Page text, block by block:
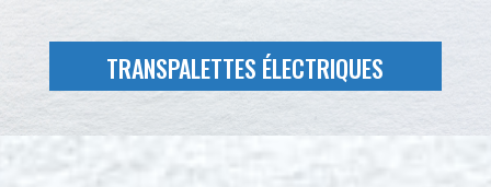
TRANSPALETTES ÉLECTRIQUES